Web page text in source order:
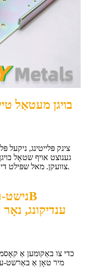
בויגן מעטאַל
צינק פּלייטינג, ניקעל
גענוצט אויף שטאָל
צוועקן. מאל שפּילט די פּלייטינג אויך אַ דעקאָראַטיווע ראָלע.
ענדיקונג,
מיר טאָן אַ באַרשט-